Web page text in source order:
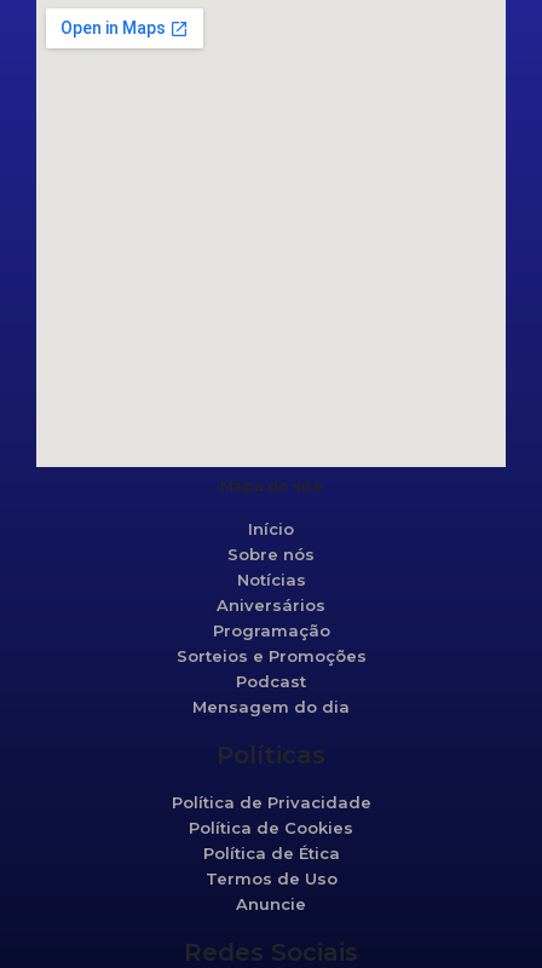
Mapa do site
Início
Sobre nós
Notícias
Aniversários
Programação
Sorteios e Promoções
Podcast
Mensagem do dia
Políticas
Política de Privacidade
Política de Cookies
Política de Ética
Termos de Uso
Anuncie
Redes Sociais